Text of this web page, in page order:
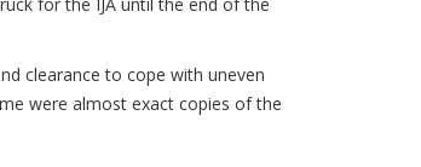
clearance to cope with uneven
were almost exact copies of the